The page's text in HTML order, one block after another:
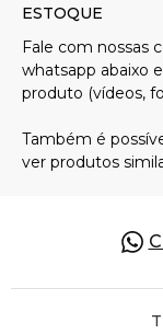
Piercing
Pedras
Presente